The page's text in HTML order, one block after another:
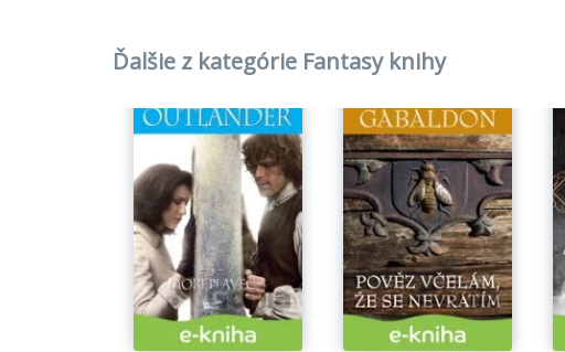
Ďalšie z kategórie Fantasy knihy